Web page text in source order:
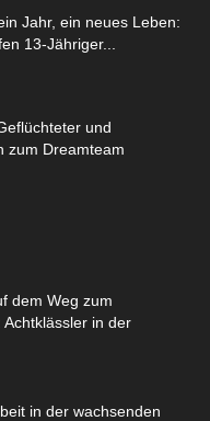
Jahr, ein neues Leben:
13-Jähriger...
und
zum Dreamteam
dem Weg zum
in der
in der wachsenden